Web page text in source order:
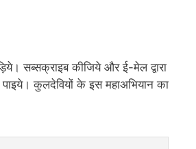
सब्सक्राइब कीजिये और ई-मेल द्वारा
कुलदेवियों के इस महाअभियान का